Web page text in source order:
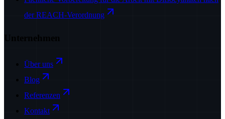
der REACH-Verordnung
Unternehmen
Über uns
Blog
Referenzen
Kontakt